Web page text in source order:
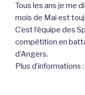
Tous les ans je me
mois de Mai est
C’est l’équipe des
compétition en
d’Angers.
Plus d’informations :